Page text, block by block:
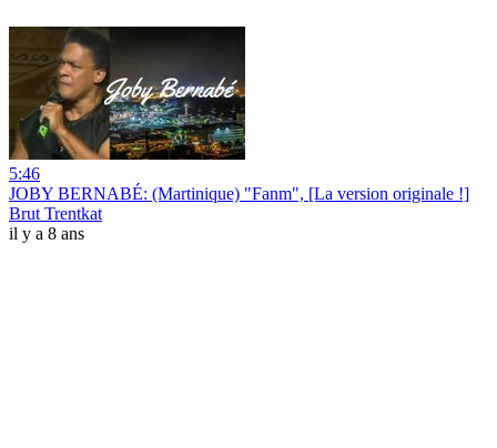
5:46
JOBY BERNABÉ: (Martinique) "Fanm", [La version originale !]
Brut Trentkat
il y a 8 ans